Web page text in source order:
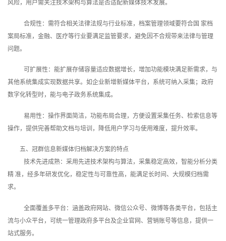
风险，用户需关注技术架构与算法是否适配新媒体技术发展。
合规性：需符合相关法律法规与行业标准，档案管理领域要符合国 家档
案局标准，金融、医疗等行业要满足监管要求，避免因不合规带来法律与管理
问题。
可扩展性：能扩展存储容量适应数据增长，增加功能模块满足新需求，与
其他系统集成实现数据共享。如企业新增新媒体平台，系统可纳入采集；政府
数字化转型时，能与电子政务系统集成。
易用性：操作界面简洁，功能布局合理，方便设置采集任务、检索信息等
操作，提供完善帮助文档与培训，降低用户学习与使用难度，提升效率。
五、冠群信息新媒体归档解决方案的特点
技术先进成熟：采用先进技术架构与算法，采集稳定高效，智能分析分类
精 准，经多年研发优化，稳定性与可靠性高，能满足长时间、大规模归档需
求。
全面覆盖多平台：涵盖政府网站、微信公众号、微博等各类平台，包括主
流与小众平台，可统一管理政府多平台及企业官网、营销账号等信息，提供一
站式服务。